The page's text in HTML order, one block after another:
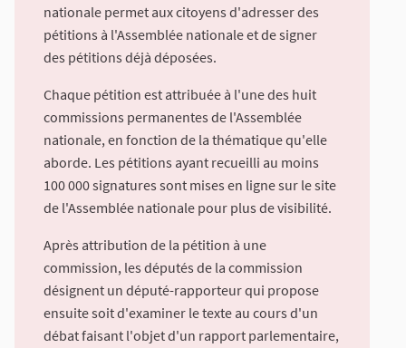
nationale permet aux citoyens d'adresser des
pétitions à l'Assemblée nationale et de signer
des pétitions déjà déposées.
Chaque pétition est attribuée à l'une des huit
commissions permanentes de l'Assemblée
nationale, en fonction de la thématique qu'elle
aborde. Les pétitions ayant recueilli au moins
100 000 signatures sont mises en ligne sur le site
de l'Assemblée nationale pour plus de visibilité.
Après attribution de la pétition à une
commission, les députés de la commission
désignent un député-rapporteur qui propose
ensuite soit d'examiner le texte au cours d'un
débat faisant l'objet d'un rapport parlementaire,